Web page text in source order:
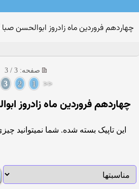
چهاردهم فروردین ماه زادروز ابوالحسن صبا
صفحه: 3 / 3
<<
1
2
3
چهاردهم فروردین ماه زادروز
این تاپیک بسته شده. شما نمیتوانید